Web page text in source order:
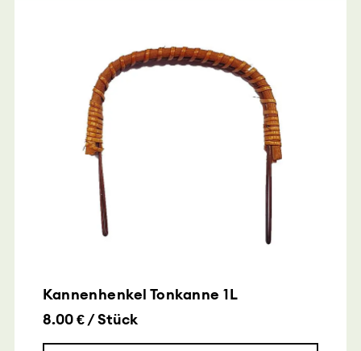
Kannenhenkel Tonkanne 1L
8.00 € / Stück